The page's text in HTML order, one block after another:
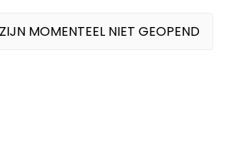
MOMENTEEL NIET GEOPEND